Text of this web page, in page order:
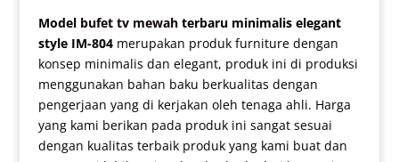
Model bufet tv mewahterbaru minimalis elegant
style IM-804merupakan produk furniture dengan
konsep minimalis dan elegant, produk ini di produksi
menggunakan bahan baku berkualitas dengan
pengerjaan yang di kerjakan oleh tenaga ahli. Harga
yang kami berikan pada produk ini sangat sesuai
dengan kualitas terbaik produk yang kami buat dan